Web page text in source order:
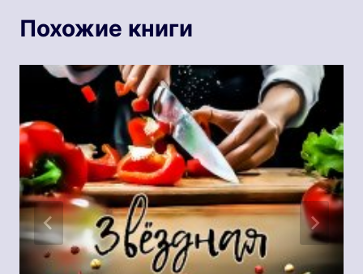
Похожие книги